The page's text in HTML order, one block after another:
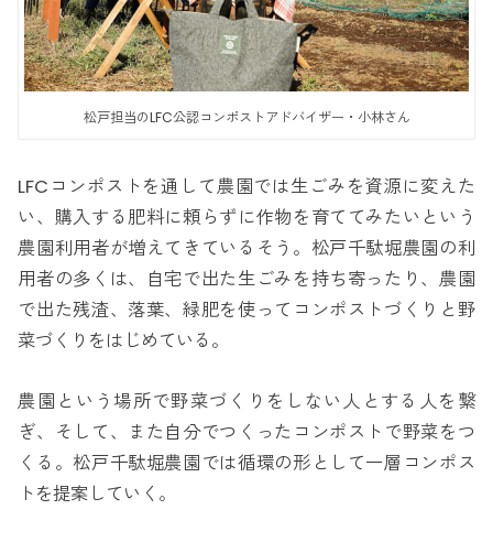
松戸担当のLFC公認コンポストアドバイザー・小林さん
LFCコンポストを通して農園では生ごみを資源に変えた
い、購入する肥料に頼らずに作物を育ててみたいという
農園利用者が増えてきているそう。松戸千駄堀農園の利
用者の多くは、自宅で出た生ごみを持ち寄ったり、農園
で出た残渣、落葉、緑肥を使ってコンポストづくりと野
菜づくりをはじめている。
農園という場所で野菜づくりをしない人とする人を繋
ぎ、そして、また自分でつくったコンポストで野菜をつ
くる。松戸千駄堀農園では循環の形として一層コンポス
トを提案していく。